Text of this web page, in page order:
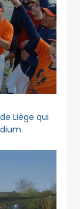
Liège qui